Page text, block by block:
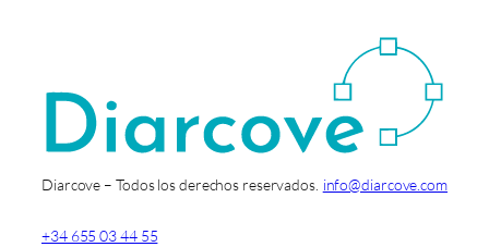
Diarcove – Todos los derechos reservados. info@diarcove.com
+34 655 03 44 55